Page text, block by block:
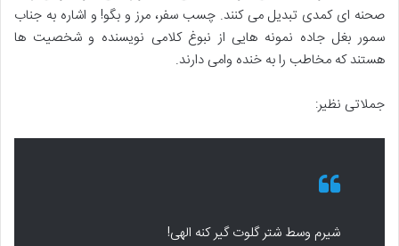
صحنه ای کمدی تبدیل می کنند. چسب سفر، مرز و بگو! و اشاره به جناب
سمور بغل جاده نمونه هایی از نبوغ کلامی نویسنده و شخصیت ها
هستند که مخاطب را به خنده وامی دارند.
جملاتی نظیر:
شیرم وسط شتر گلوت گیر کنه الهی!